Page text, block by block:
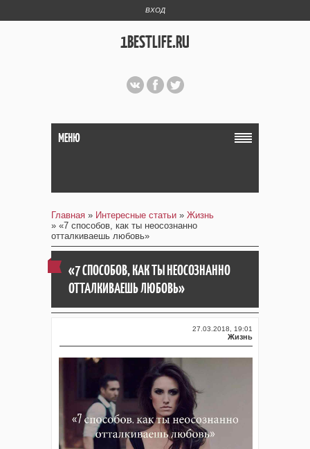
ВХОД
1BESTLIFE.RU
МЕНЮ
Главная » Интересные статьи » Жизнь
» «7 способов, как ты неосознанно
отталкиваешь любовь»
«7 СПОСОБОВ, КАК ТЫ НЕОСОЗНАННО
ОТТАЛКИВАЕШЬ ЛЮБОВЬ»
27.03.2018, 19:01
Жизнь